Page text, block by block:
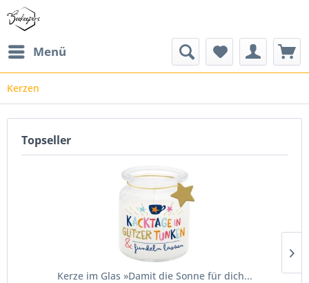
Menü
Kerzen
Topseller
Kerze im Glas »Damit die Sonne für dich...